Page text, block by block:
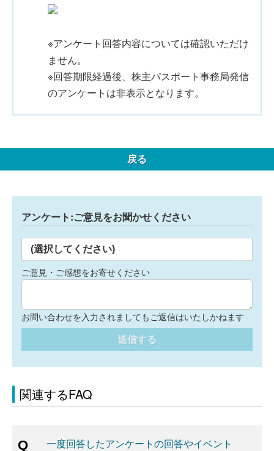
※アンケート回答内容については確認いただけ
ません。
※回答期限経過後、株主パスポート事務局発信
のアンケートは非表示となります。
戻る
アンケート:ご意見をお聞かせください
(選択してください)
ご意見・ご感想をお寄せください
お問い合わせを入力されましてもご返信はいたしかねます
送信する
関連するFAQ
一度回答したアンケートの回答やイベント